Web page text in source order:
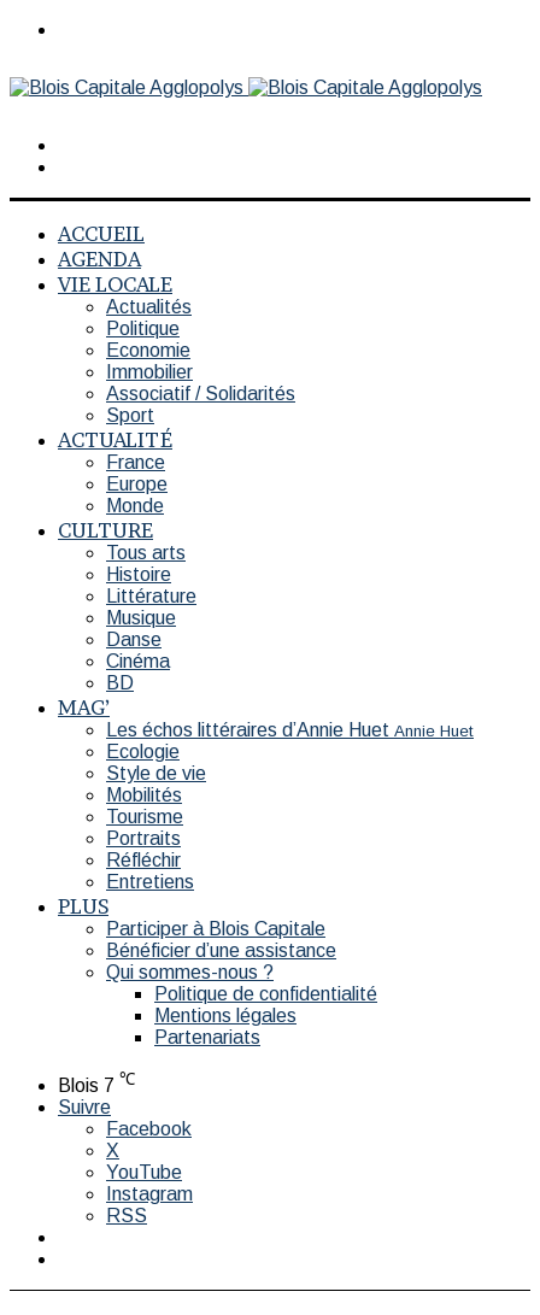
ACCUEIL
AGENDA
VIE LOCALE
Actualités
Politique
Economie
Immobilier
Associatif / Solidarités
Sport
ACTUALITÉ
France
Europe
Monde
CULTURE
Tous arts
Histoire
Littérature
Musique
Danse
Cinéma
BD
MAG’
Les échos littéraires d’Annie Huet Annie Huet
Ecologie
Style de vie
Mobilités
Tourisme
Portraits
Réfléchir
Entretiens
PLUS
Participer à Blois Capitale
Bénéficier d’une assistance
Qui sommes-nous ?
Politique de confidentialité
Mentions légales
Partenariats
Blois 7 ℃
Suivre
Facebook
X
YouTube
Instagram
RSS